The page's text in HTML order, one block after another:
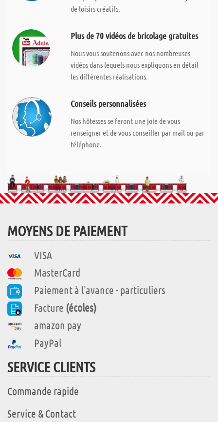
de loisirs créatifs.
Plus de 70 vidéos de bricolage gratuites
Nous vous soutenons avec nos nombreuses
vidéos dans lequels nous expliquons en détail
les différentes réalisations.
Conseils personnalisées
Nos hôtesses se feront une joie de vous
renseigner et de vous conseiller par mail ou par
téléphone.
MOYENS DE PAIEMENT
VISA
MasterCard
Paiement à l'avance - particuliers
Facture (écoles)
amazon pay
PayPal
SERVICE CLIENTS
Commande rapide
Service & Contact